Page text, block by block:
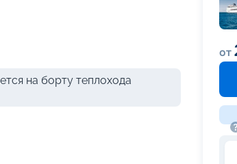
на борту теплохода
от